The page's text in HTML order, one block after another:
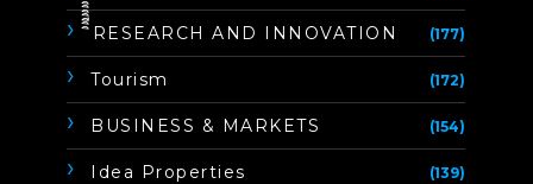
ิิีิิิิิRESEARCH AND INNOVATION (177)
Tourism (172)
BUSINESS & MARKETS (154)
Idea Properties (139)